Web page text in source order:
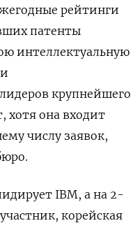
рейтинги
патенты
интеллектуальную
крупнейшего
хотя она входит
числу заявок,
IBM, а на 2-
корейская